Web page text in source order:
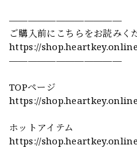
————————————
ご購入前にこちらをお読みく
https://
————————————
TOPページ
https://
ホットアイテム
https://